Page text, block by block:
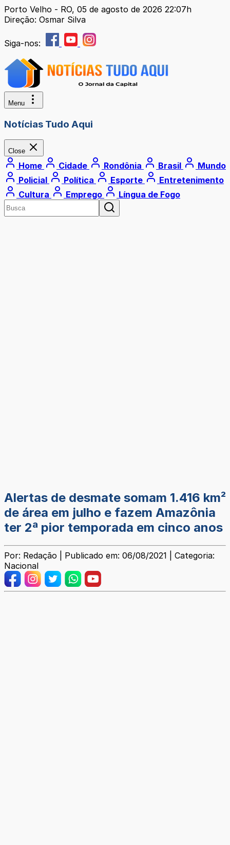
Porto Velho - RO, 05 de agosto de 2026 22:07h
Direção: Osmar Silva
Siga-nos:
Menu
Notícias Tudo Aqui
Close
Home Cidade Rondônia Brasil
Mundo
Policial
Política Esporte
Entretenimento
Cultura
Emprego Língua de Fogo
Alertas de desmate somam 1.416 km²
de área em julho e fazem Amazônia
ter 2ª pior temporada em cinco anos
Por: Redação | Publicado em: 06/08/2021 | Categoria:
Nacional